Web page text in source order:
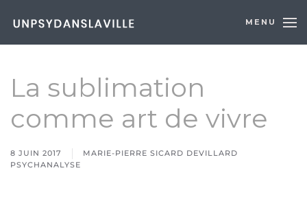
Skip to main content
MENU
La sublimation
comme art de vivre
8 JUIN 2017
MARIE-PIERRE SICARD DEVILLARD
PSYCHANALYSE